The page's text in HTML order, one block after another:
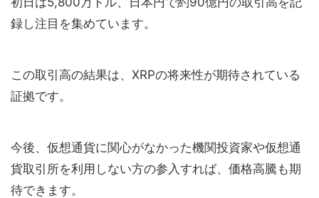
録し注目を集めています。
この取引高の結果は、XRPの将来性が期待されている
証拠です。
今後、仮想通貨に関心がなかった機関投資家や仮想通
貨取引所を利用しない方の参入すれば、価格高騰も期
待できます。